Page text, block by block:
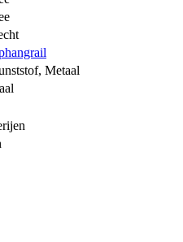
, Metaal